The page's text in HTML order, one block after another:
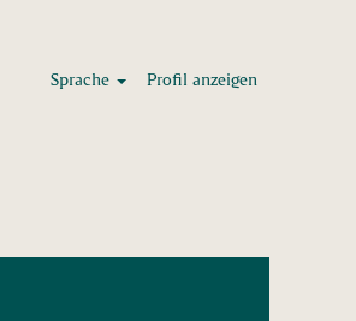
Sprache Profil anzeigen